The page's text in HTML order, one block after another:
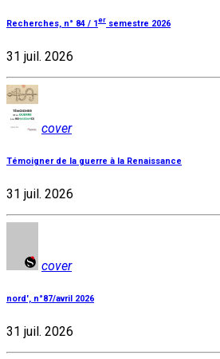
Recherches, n° 84 / 1 er semestre 2026
31 juil. 2026
cover
Témoigner de la guerre à la Renaissance
31 juil. 2026
cover
nord', n°87/avril 2026
31 juil. 2026